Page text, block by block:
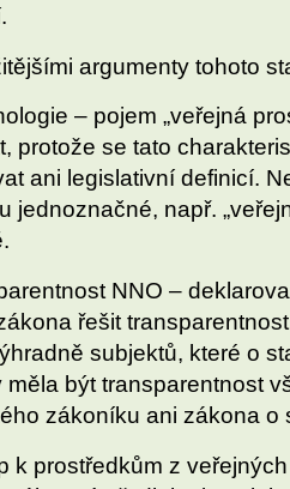
argumenty tohoto
– pojem „veřejná
protože se tato
ani legislativní definicí.
jednoznačné, např.
NNO –
řešit
subjektů, které o
měla být transparentnost
zákoníku ani zákona o
k prostředkům z